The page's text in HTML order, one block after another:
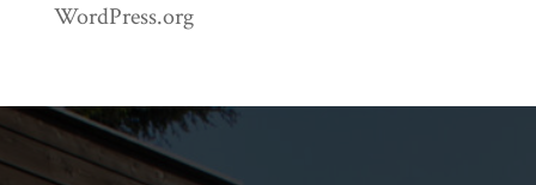
WordPress.org